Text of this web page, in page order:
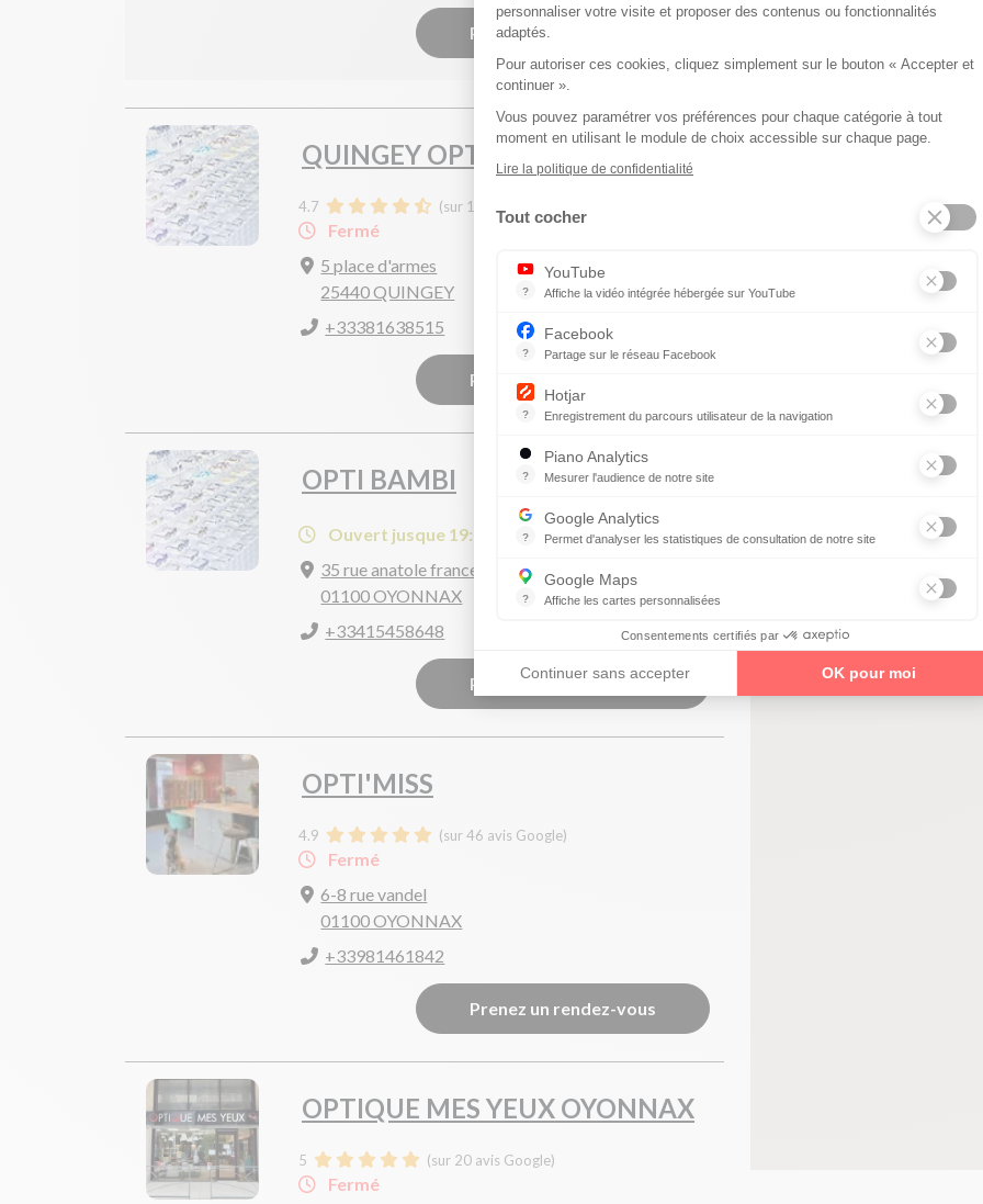
Prenez un rendez-vous
QUINGEY OPTIQUE
4.7 (sur 16 avis Google)
Fermé
5 place d'armes
25440 QUINGEY
+33381638515
Prenez un rendez-vous
OPTI BAMBI
Ouvert jusque 19:00
35 rue anatole france
01100 OYONNAX
+33415458648
Prenez un rendez-vous
OPTI'MISS
4.9 (sur 46 avis Google)
Fermé
6-8 rue vandel
01100 OYONNAX
+33981461842
Prenez un rendez-vous
OPTIQUE MES YEUX OYONNAX
5 (sur 20 avis Google)
Fermé
personnaliser votre visite et proposer des contenus ou fonctionnalités
adaptés.
Pour autoriser ces cookies, cliquez simplement sur le bouton « Accepter et
continuer ».
Vous pouvez paramétrer vos préférences pour chaque catégorie à tout
moment en utilisant le module de choix accessible sur chaque page.
Lire la politique de confidentialité
Tout cocher
?
YouTube
Affiche la vidéo intégrée hébergée sur YouTube
?
Facebook
Partage sur le réseau Facebook
?
Hotjar
Enregistrement du parcours utilisateur de la navigation
?
Piano Analytics
Mesurer l'audience de notre site
?
Google Analytics
Permet d'analyser les statistiques de consultation de notre site
?
Google Maps
Affiche les cartes personnalisées
Consentements certifiés par
Continuer sans accepter OK pour moi